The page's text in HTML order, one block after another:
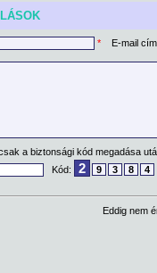
* E-mail
a biztonsági kód megadása
Kód:
2 9 3 8 4
Eddig nem